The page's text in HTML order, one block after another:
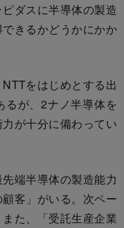
ダスに半導体の製造
きるかどうかにかか
をはじめとする出
るが、2ナノ半導体を
が十分に備わってい
端半導体の製造能力
客」がいる。次ペー
た、「受託生産企業